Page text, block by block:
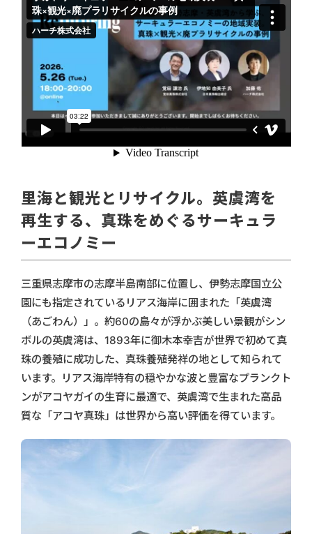
里海と観光とリサイクル。英虞湾を
再生する、真珠をめぐるサーキュラ
ーエコノミー
三重県志摩市の志摩半島南部に位置し、伊勢志摩国立公
園にも指定されているリアス海岸に囲まれた「英虞湾
（あごわん）」。約60の島々が浮かぶ美しい景観がシン
ボルの英虞湾は、1893年に御木本幸吉が世界で初めて真
珠の養殖に成功した、真珠養殖発祥の地として知られて
います。リアス海岸特有の穏やかな波と豊富なプランクト
ンがアコヤガイの生育に最適で、英虞湾で生まれた高品
質な「アコヤ真珠」は世界から高い評価を得ています。